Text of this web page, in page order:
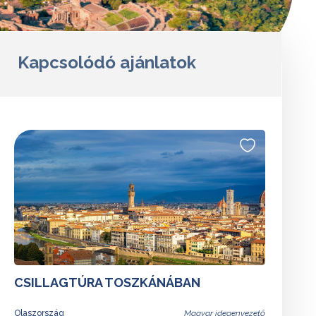
Kapcsolódó ajánlatok
CSILLAGTÚRA TOSZKÁNÁBAN
Olaszország Magyar idegenvezető